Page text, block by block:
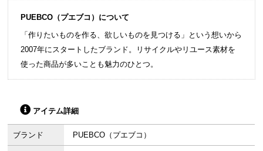
PUEBCO（プエブコ）について
「作りたいものを作る、欲しいものを見つける」という想いから
2007年にスタートしたブランド。リサイクルやリユース素材を
使った商品が多いことも魅力のひとつ。
アイテム詳細
ブランド PUEBCO（プエブコ）